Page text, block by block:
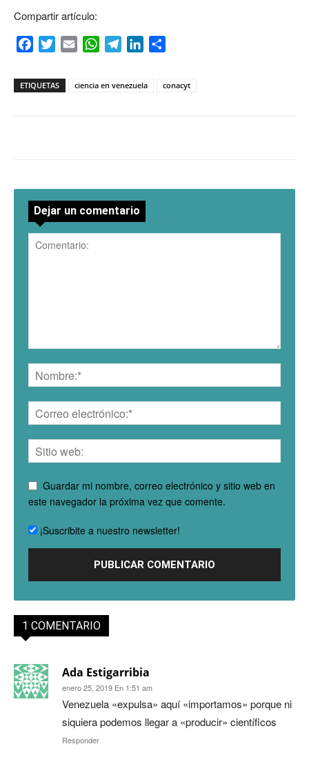
Compartir artículo:
FacebookTwitterEmail WhatsAppTelegramLinkedIn
ETIQUETAS ciencia en venezuela conacyt
1 COMENTARIO
Ada Estigarribia
enero 25, 2019 En 1:51 am
Venezuela «expulsa» aquí «importamos» porque ni
siquiera podemos llegar a «producir» científicos
Responder
Dejar un comentario
Guardar mi nombre, correo electrónico y sitio web en
este navegador la próxima vez que comente.
¡Suscribite a nuestro newsletter!